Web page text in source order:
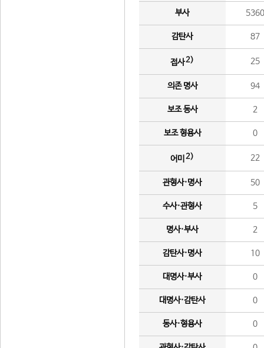
부사 5360
감탄사 87
접사2) 25
의존 명사 94
보조 동사 2
보조 형용사 0
어미 2) 22
관형사·명사 50
수사·관형사 5
명사·부사 2
감탄사·명사 10
대명사·부사 0
대명사·감탄사 0
동사·형용사 0